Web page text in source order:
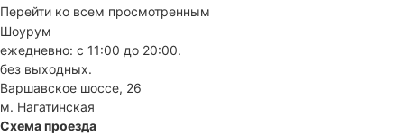
Перейти ко всем просмотренным
Шоурум
ежедневно: с 11:00 до 20:00.
без выходных.
Варшавское шоссе, 26
м. Нагатинская
Схема проезда